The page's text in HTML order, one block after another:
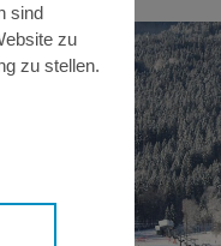
sind
zu
zu stellen.